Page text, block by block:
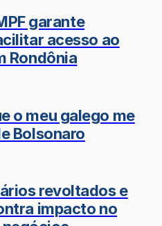
garante
acesso ao
Rondônia
o meu galego me
Bolsonaro
revoltados e
impacto no